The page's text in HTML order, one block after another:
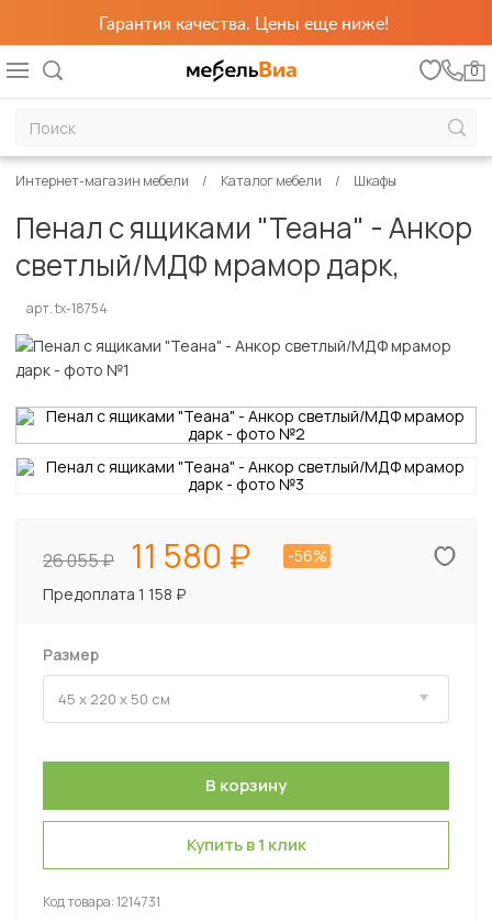
Гарантия качества. Цены еще ниже!
0
Интернет-магазин мебели Каталог мебели Шкафы
Пенал с ящиками "Теана" - Анкор
светлый/МДФ мрамор дарк,
арт. tx-18754
26 055 11 580
-56%
Предоплата 1 158 ₽
Размер
Купить в 1 клик
Код товара:1214731